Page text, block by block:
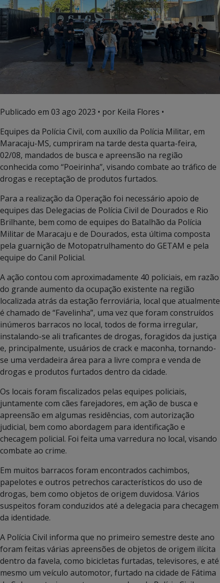
Publicado em 03 ago 2023 • por Keila Flores •
Equipes da Polícia Civil, com auxílio da Polícia Militar, em
Maracaju-MS, cumpriram na tarde desta quarta-feira,
02/08, mandados de busca e apreensão na região
conhecida como “Poeirinha”, visando combate ao tráfico de
drogas e receptação de produtos furtados.
Para a realização da Operação foi necessário apoio de
equipes das Delegacias de Polícia Civil de Dourados e Rio
Brilhante, bem como de equipes do Batalhão da Polícia
Militar de Maracaju e de Dourados, esta última composta
pela guarnição de Motopatrulhamento do GETAM e pela
equipe do Canil Policial.
A ação contou com aproximadamente 40 policiais, em razão
do grande aumento da ocupação existente na região
localizada atrás da estação ferroviária, local que atualmente
é chamado de “Favelinha”, uma vez que foram construídos
inúmeros barracos no local, todos de forma irregular,
instalando-se ali traficantes de drogas, foragidos da justiça
e, principalmente, usuários de crack e maconha, tornando-
se uma verdadeira área para a livre compra e venda de
drogas e produtos furtados dentro da cidade.
Os locais foram fiscalizados pelas equipes policiais,
juntamente com cães farejadores, em ação de busca e
apreensão em algumas residências, com autorização
judicial, bem como abordagem para identificação e
checagem policial. Foi feita uma varredura no local, visando
combate ao crime.
Em muitos barracos foram encontrados cachimbos,
papelotes e outros petrechos característicos do uso de
drogas, bem como objetos de origem duvidosa. Vários
suspeitos foram conduzidos até a delegacia para checagem
da identidade.
A Polícia Civil informa que no primeiro semestre deste ano
foram feitas várias apreensões de objetos de origem ilícita
dentro da favela, como bicicletas furtadas, televisores, e até
mesmo um veículo automotor, furtado na cidade de Fátima